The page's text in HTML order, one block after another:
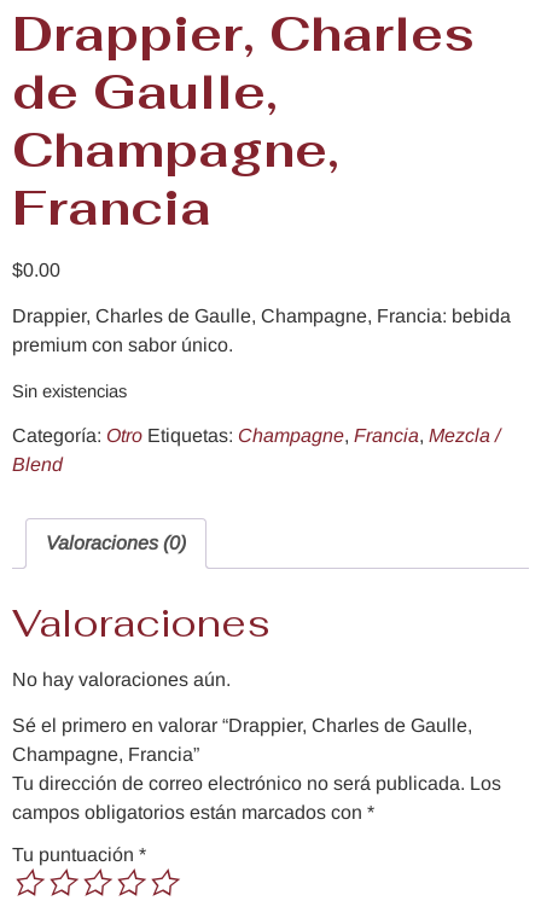
Drappier, Charles
de Gaulle,
Champagne,
Francia
$0.00
Drappier, Charles de Gaulle, Champagne, Francia: bebida
premium con sabor único.
Sin existencias
Categoría: Otro Etiquetas: Champagne, Francia, Mezcla /
Blend
Valoraciones (0)
Valoraciones
No hay valoraciones aún.
Sé el primero en valorar “Drappier, Charles de Gaulle,
Champagne, Francia”
Tu dirección de correo electrónico no será publicada. Los
campos obligatorios están marcados con *
Tu puntuación *